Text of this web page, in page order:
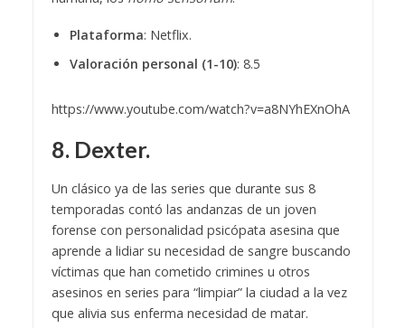
Plataforma: Netflix.
Valoración personal (1-10): 8.5
https://www.youtube.com/watch?v=a8NYhEXnOhA
8. Dexter.
Un clásico ya de las series que durante sus 8
temporadas contó las andanzas de un joven
forense con personalidad psicópata asesina que
aprende a lidiar su necesidad de sangre buscando
víctimas que han cometido crimines u otros
asesinos en series para “limpiar” la ciudad a la vez
que alivia sus enferma necesidad de matar.